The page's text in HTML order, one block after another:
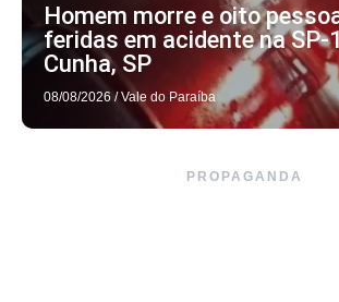
Homem morre e oito
feridas em acidente na SP-
Cunha, SP
08/08/2026 / Vale do Paraíba
PROPAGANDA